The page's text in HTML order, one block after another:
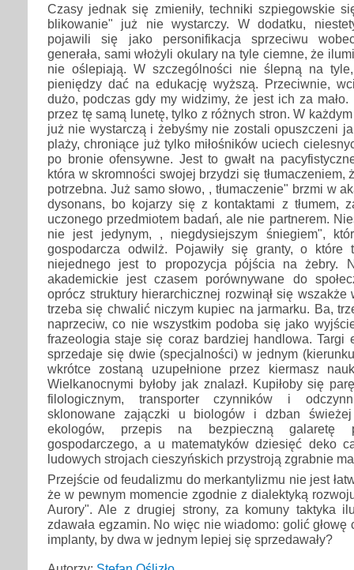
Czasy jednak się zmieniły, techniki szpiegowskie
blikowanie" już nie wystarczy. W dodatku,
pojawili się jako personifikacja sprzeciwu
generała, sami włożyli okulary na tyle ciemne, że
nie oślepiają. W szczególności nie ślepną na
pieniędzy dać na edukację wyższą. Przeciwnie,
dużo, podczas gdy my widzimy, że jest ich za mało.
przez tę samą lunetę, tylko z różnych stron. W
już nie wystarczą i żebyśmy nie zostali opuszczeni
plaży, chroniące już tylko miłośników uciech
po bronie ofensywne. Jest to gwałt na
która w skromności swojej brzydzi się tłumaczeniem,
potrzebna. Już samo słowo, , tłumaczenie" brzmi w
dysonans, bo kojarzy się z kontaktami z tłumem,
uczonego przedmiotem badań, ale nie partnerem.
nie jest jedynym, , niegdysiejszym śniegiem",
gospodarcza odwilż. Pojawiły się granty, o które
niejednego jest to propozycja pójścia na żebry.
akademickie jest czasem porównywane do
oprócz struktury hierarchicznej rozwinął się wszakże
trzeba się chwalić niczym kupiec na jarmarku. Ba,
naprzeciw, co nie wszystkim podoba się jako
frazeologia staje się coraz bardziej handlowa. Targi
sprzedaje się dwie (specjalności) w jednym
wkrótce zostaną uzupełnione przez kiermasz
Wielkanocnymi byłoby jak znalazł. Kupiłoby się
filologicznym, transporter czynników i
sklonowane zajączki u biologów i dzban
ekologów, przepis na bezpieczną galaretę
gospodarczego, a u matematyków dziesięć deko
ludowych strojach cieszyńskich przystroją zgrabnie
Przejście od feudalizmu do merkantylizmu nie jest
że w pewnym momencie zgodnie z dialektyką
Aurory". Ale z drugiej strony, za komuny taktyka
zdawała egzamin. No więc nie wiadomo: golić
implanty, by dwa w jednym lepiej się sprzedawały?